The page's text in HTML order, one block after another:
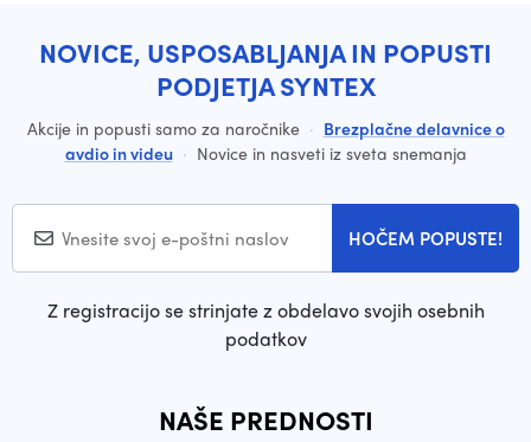
NOVICE, USPOSABLJANJA IN POPUSTI
PODJETJA SYNTEX
Akcije in popusti samo za naročnike · Brezplačne delavnice o
avdio in videu · Novice in nasveti iz sveta snemanja
HOČEM POPUSTE!
Z registracijo se strinjate z obdelavo svojih osebnih
podatkov
NAŠE PREDNOSTI